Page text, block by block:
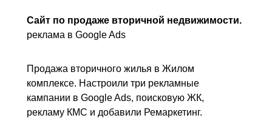
Сайт по продаже вторичной недвижимости.
реклама в Google Ads
Продажа вторичного жилья в Жилом
комплексе. Настроили три рекламные
кампании в Google Ads, поисковую ЖК,
рекламу КМС и добавили Ремаркетинг.